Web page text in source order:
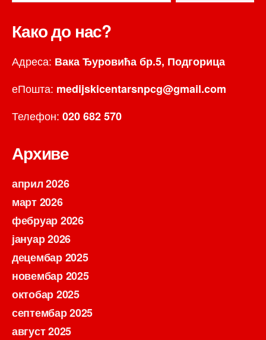
Како до нас?
Адреса: Вака Ђуровића бр.5, Подгорица
еПошта: medijskicentarsnpcg@gmail.com
Телефон: 020 682 570
Архиве
април 2026
март 2026
фебруар 2026
јануар 2026
децембар 2025
новембар 2025
октобар 2025
септембар 2025
август 2025